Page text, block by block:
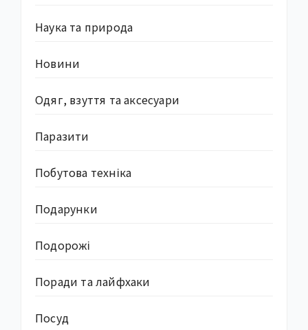
Наука та природа
Новини
Одяг, взуття та аксесуари
Паразити
Побутова техніка
Подарунки
Подорожі
Поради та лайфхаки
Посуд